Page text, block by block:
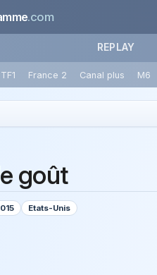
.com
REPLAY
TF1 France 2 Canal plus M6
goût
Etats-Unis